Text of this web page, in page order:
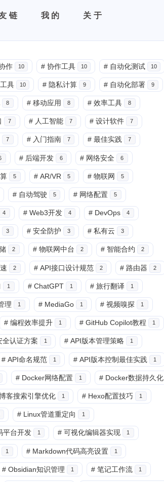
链 我的 关于
兴趣点
作 10 # 协作工具 10 # 自动化测试 10
具 10 # 隐私计算 9 # 自动化部署 9
8 # 移动应用 8 # 效率工具 8
7 # 人工智能 7 # 设计软件 7
7 # 入门指南 7 # 最佳实践 7
# 后端开发 6 # 网络安全 6
5 # AR/VR 5 # 物联网 5
# 自动驾驶 5 # 网络配置 5
4 # Web3开发 4 # DevOps 4
3 # 安全防护 3 # 私有云 3
2 # 物联网中台 2 # 智能合约 2
2 # API接口设计规范 2 # 路由器 2
1 # ChatGPT 1 # 旅行翻译 1
理 1 # MediaGo 1 # 视频嗅探 1
# 编程效率提升 1 # GitHub Copilot教程 1
全认证方案 1 # API版本管理策略 1
# API命名规范 1 # API版本控制最佳实践 1
# Docker网络配置 1 # Docker数据持久化
客搜索引擎优化 1 # Hexo配置技巧 1
# Linux管道重定向 1
平台开发 1 # 可视化编辑器实现 1
1 # Markdown代码高亮设置 1
# Obsidian知识管理 1 # 笔记工作流 1